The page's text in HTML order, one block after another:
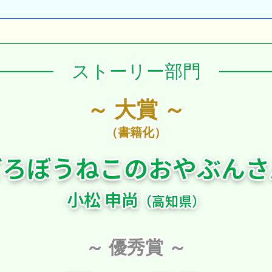
ストーリー部門
～ 大賞 ～
（書籍化）
ぼうねこのおやぶん
小松 申尚 （高知県）
～ 優秀賞 ～